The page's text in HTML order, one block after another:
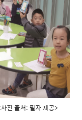
진 출처: 필자 제공>